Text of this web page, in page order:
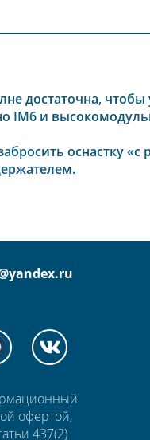
достаточна, чтобы
IM6 и
оснастку
офертой,
437(2)